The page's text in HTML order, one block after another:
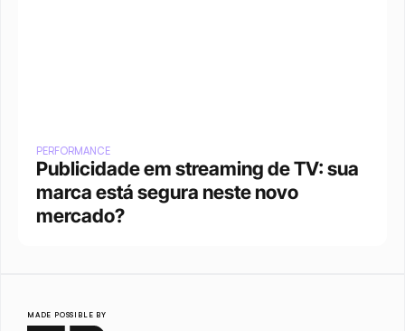
PERFORMANCE
Publicidade em streaming de TV: sua
marca está segura neste novo
mercado?
MADE POSSIBLE BY